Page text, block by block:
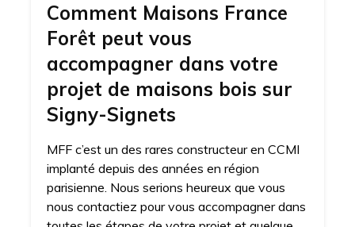
Comment Maisons France
Forêt peut vous
accompagner dans votre
projet de maisons bois sur
Signy-Signets
MFF c’est un des rares constructeur en CCMI
implanté depuis des années en région
parisienne. Nous serions heureux que vous
nous contactiez pour vous accompagner dans